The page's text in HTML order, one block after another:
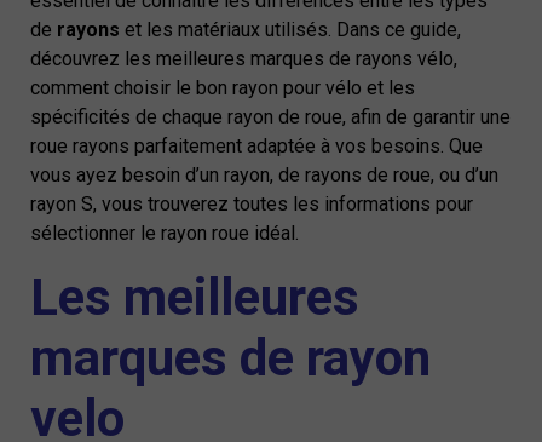
de rayons et les matériaux utilisés. Dans ce guide,
découvrez les meilleures marques de rayons vélo,
comment choisir le bon rayon pour vélo et les
spécificités de chaque rayon de roue, afin de garantir une
roue rayons parfaitement adaptée à vos besoins. Que
vous ayez besoin d’un rayon, de rayons de roue, ou d’un
rayon S, vous trouverez toutes les informations pour
sélectionner le rayon roue idéal.
Les meilleures
marques de rayon
velo